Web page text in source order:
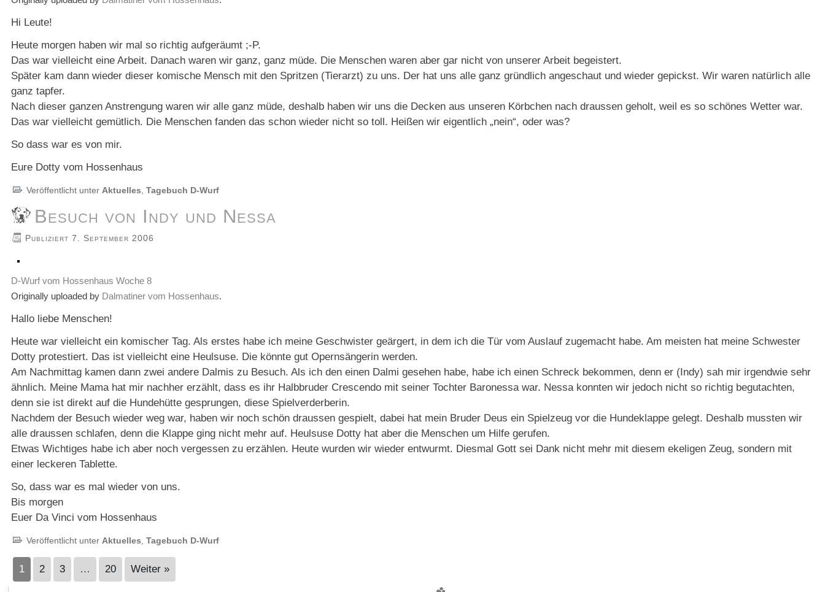
Hi Leute!
Heute morgen haben wir mal so richtig aufgeräumt ;-P.
Das war vielleicht eine Arbeit. Danach waren wir ganz, ganz müde. Die Menschen waren aber gar nicht von unserer Arbeit begeistert.
Später kam dann wieder dieser komische Mensch mit den Spritzen (Tierarzt) zu uns. Der hat uns alle ganz gründlich angeschaut und wieder gepickst. Wir waren natürlich alle
ganz tapfer.
Nach dieser ganzen Anstrengung waren wir alle ganz müde, deshalb haben wir uns die Decken aus unseren Körbchen nach draussen geholt, weil es so schönes Wetter war.
Das war vielleicht gemütlich. Die Menschen fanden das schon wieder nicht so toll. Heißen wir eigentlich „nein“, oder was?
So dass war es von mir.
Eure Dotty vom Hossenhaus
Veröffentlicht unter Aktuelles ,Tagebuch D-Wurf
Besuch von Indy und Nessa
Publiziert 7. September 2006
D-Wurf vom Hossenhaus Woche 8
Originally uploaded by Dalmatiner vom Hossenhaus.
Hallo liebe Menschen!
Heute war vielleicht ein komischer Tag. Als erstes habe ich meine Geschwister geärgert, in dem ich die Tür vom Auslauf zugemacht habe. Am meisten hat meine Schwester
Dotty protestiert. Das ist vielleicht eine Heulsuse. Die könnte gut Opernsängerin werden.
Am Nachmittag kamen dann zwei andere Dalmis zu Besuch. Als ich den einen Dalmi gesehen habe, habe ich einen Schreck bekommen, denn er (Indy) sah mir irgendwie sehr
ähnlich. Meine Mama hat mir nachher erzählt, dass es ihr Halbbruder Crescendo mit seiner Tochter Baronessa war. Nessa konnten wir jedoch nicht so richtig begutachten,
denn sie ist direkt auf die Hundehütte gesprungen, diese Spielverderberin.
Nachdem der Besuch wieder weg war, haben wir noch schön draussen gespielt, dabei hat mein Bruder Deus ein Spielzeug vor die Hundeklappe gelegt. Deshalb mussten wir
alle draussen schlafen, denn die Klappe ging nicht mehr auf. Heulsuse Dotty hat aber die Menschen um Hilfe gerufen.
Etwas Wichtiges habe ich aber noch vergessen zu erzählen. Heute wurden wir wieder entwurmt. Diesmal Gott sei Dank nicht mehr mit diesem ekeligen Zeug, sondern mit
einer leckeren Tablette.
So, dass war es mal wieder von uns.
Bis morgen
Euer Da Vinci vom Hossenhaus
Veröffentlicht unter Aktuelles ,Tagebuch D-Wurf
1 2 3 … 20 Weiter »